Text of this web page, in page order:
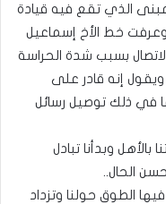
الذي تقع فيه قيادة
وعرفت خط الأخ إسماعيل
بسبب شدة الحراسة
إنه قادر على
في ذلك توصيل رسائل
بالأهل وبدأنا تبادل
الحال..
الطوق حولنا وتزداد